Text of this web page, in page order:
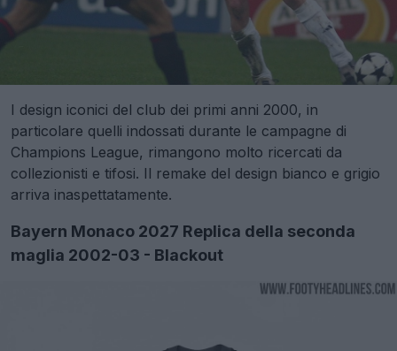
I design iconici del club dei primi anni 2000, in
particolare quelli indossati durante le campagne di
Champions League, rimangono molto ricercati da
collezionisti e tifosi. Il remake del design bianco e grigio
arriva inaspettatamente.
Bayern Monaco 2027 Replica della seconda
maglia 2002-03 - Blackout